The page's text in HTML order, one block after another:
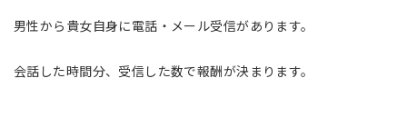
男性から貴女自身に電話・メール受信があります。
会話した時間分、受信した数で報酬が決まります。